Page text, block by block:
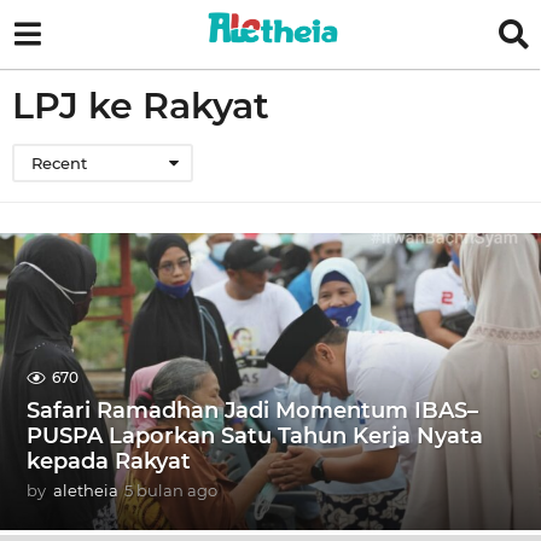
LPJ ke Rakyat
Recent
670
Safari Ramadhan Jadi Momentum IBAS–
PUSPA Laporkan Satu Tahun Kerja Nyata
kepada Rakyat
by aletheia 5 bulan ago5
u